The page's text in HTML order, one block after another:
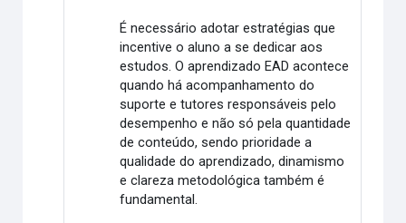
É necessário adotar estratégias que
incentive o aluno a se dedicar aos
estudos. O aprendizado EAD acontece
quando há acompanhamento do
suporte e tutores responsáveis pelo
desempenho e não só pela quantidade
de conteúdo, sendo prioridade a
qualidade do aprendizado, dinamismo
e clareza metodológica também é
fundamental.